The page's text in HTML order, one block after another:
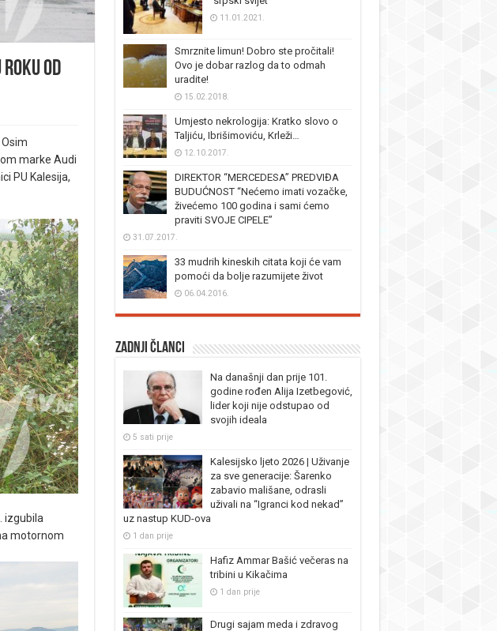
roku od
marke Audi
PU Kalesija,
izgubila
motornom
11.01.2021.
Smrznite limun! Dobro ste pročitali!
Ovo je dobar razlog da to odmah
uradite!
15.02.2018.
Umjesto nekrologija: Kratko slovo o
Taljiću, Ibrišimoviću, Krleži…
12.10.2017.
DIREKTOR “MERCEDESA” PREDVIĐA
BUDUĆNOST “Nećemo imati vozačke,
živećemo 100 godina i sami ćemo
praviti SVOJE CIPELE”
31.07.2017.
33 mudrih kineskih citata koji će vam
pomoći da bolje razumijete život
06.04.2016.
Zadnji članci
Na današnji dan prije 101.
godine rođen Alija Izetbegović,
lider koji nije odstupao od
svojih ideala
5 sati prije
Kalesijsko ljeto 2026 | Uživanje
za sve generacije: Šarenko
zabavio mališane, odrasli
uživali na “Igranci kod nekad”
uz nastup KUD-ova
1 dan prije
Hafiz Ammar Bašić večeras na
tribini u Kikačima
1 dan prije
Drugi sajam meda i zdravog